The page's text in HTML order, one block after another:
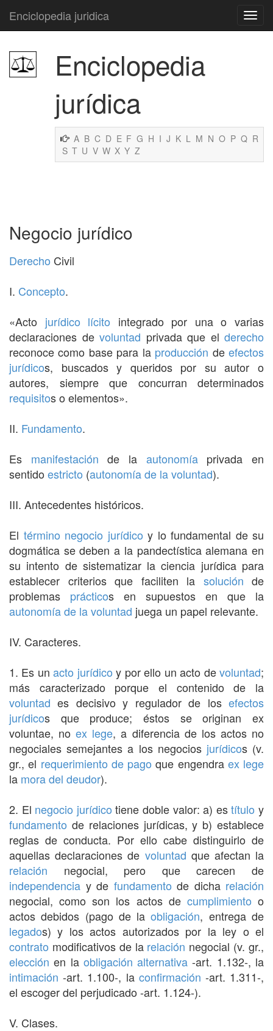
Enciclopedia juridica
Enciclopedia
jurídica
A B C D E F G H I J K L M N O P Q R
S T U V W X Y Z
Negocio jurídico
Derecho Civil
I. Concepto.
«Acto jurídico lícito integrado por una o varias
declaraciones de voluntad privada que el derecho
reconoce como base para la producción deefectos
jurídicos, buscados y queridos por su autor o
autores, siempre que concurran determinados
requisitos o elementos».
II. Fundamento.
Es manifestación de la autonomíaprivada en
sentido estricto (autonomía de la voluntad).
III. Antecedentes históricos.
El término negocio jurídico y lo fundamental de su
dogmática se deben a la pandectística alemana en
su intento de sistematizar la ciencia jurídica para
establecer criterios que faciliten la solución de
problemas prácticos en supuestos en que la
autonomía de la voluntad juega un papel relevante.
IV. Caracteres.
1. Es unacto jurídico y por ello un acto devoluntad;
más caracterizado porque el contenido de la
voluntad es decisivo y regulador de los efectos
jurídicos que produce; éstos se originan ex
voluntae, noex lege, a diferencia de los actos no
negociales semejantes a los negocios jurídicos (v.
gr., el requerimiento de pago que engendra ex lege
la mora del deudor).
2. El negocio jurídico tiene doble valor: a) estítulo y
fundamento de relaciones jurídicas, y b) establece
reglas de conducta. Por ello cabe distinguirlo de
aquellas declaraciones de voluntad que afectan la
relación negocial, pero que carecen de
independencia y de fundamento de dicha relación
negocial, como son los actos de cumplimiento o
actos debidos (pago de laobligación, entrega de
legados) y los actos autorizados por la ley o el
contrato modificativos de la relación negocial (v. gr.,
elección en la obligación alternativa -art. 1.132-, la
intimación -art. 1.100-, la confirmación -art. 1.311-,
el escoger del perjudicado -art. 1.124-).
V. Clases.